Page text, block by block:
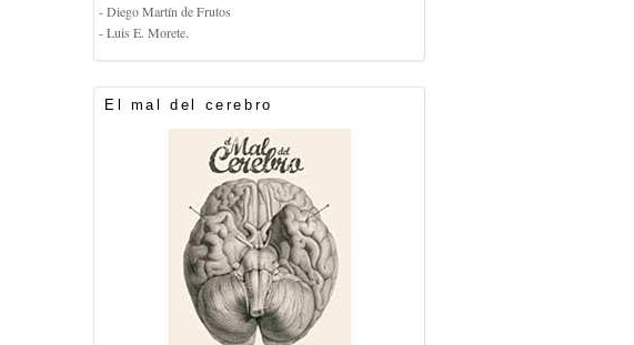
- Diego Martín de Frutos
- Luis E. Morete.
El mal del cerebro